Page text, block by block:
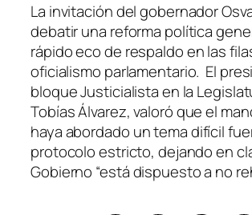
La invitación del gobernador
debatir una reforma política
rápido eco de respaldo en las
oficialismo parlamentario. El
bloque Justicialista en la
Tobías Álvarez, valoró que el
haya abordado un tema difícil
protocolo estricto, dejando en
Gobierno “está dispuesto a no